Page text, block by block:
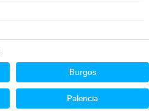
Burgos
Palencia